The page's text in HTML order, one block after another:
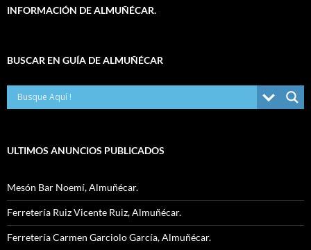
INFORMACIÓN DE ALMUÑÉCAR.
BUSCAR EN GUÍA DE ALMUÑÉCAR
ULTIMOS ANUNCIOS PUBLICADOS
Mesón Bar Noemí, Almuñécar.
Ferretería Ruiz Vicente Ruiz, Almuñécar.
Ferretería Carmen Garciolo García, Almuñécar.